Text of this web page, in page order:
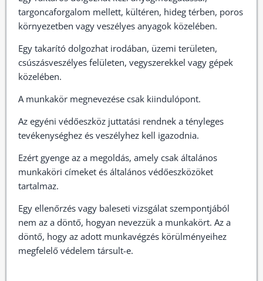
targoncaforgalom mellett, kültéren, hideg térben, poros
környezetben vagy veszélyes anyagok közelében.
Egy takarító dolgozhat irodában, üzemi területen,
csúszásveszélyes felületen, vegyszerekkel vagy gépek
közelében.
A munkakör megnevezése csak kiindulópont.
Az egyéni védőeszköz juttatási rendnek a tényleges
tevékenységhez és veszélyhez kell igazodnia.
Ezért gyenge az a megoldás, amely csak általános
munkaköri címeket és általános védőeszközöket
tartalmaz.
Egy ellenőrzés vagy baleseti vizsgálat szempontjából
nem az a döntő, hogyan nevezzük a munkakört. Az a
döntő, hogy az adott munkavégzés körülményeihez
megfelelő védelem társult-e.